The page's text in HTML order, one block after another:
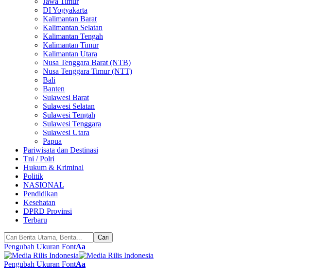
DI Yogyakarta
Kalimantan Barat
Kalimantan Selatan
Kalimantan Tengah
Kalimantan Timur
Kalimantan Utara
Nusa Tenggara Barat (NTB)
Nusa Tenggara Timur (NTT)
Bali
Banten
Sulawesi Barat
Sulawesi Selatan
Sulawesi Tengah
Sulawesi Tenggara
Sulawesi Utara
Papua
Pariwisata dan Destinasi
Tni / Polri
Hukum & Kriminal
Politik
NASIONAL
Pendidikan
Kesehatan
DPRD Provinsi
Terbaru
Pengubah Ukuran FontAa
Pengubah Ukuran FontAa